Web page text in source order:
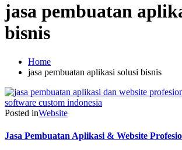
jasa pembuatan
bisnis
Home
jasa pembuatan aplikasi solusi bisnis
Posted inWebsite
Jasa Pembuatan Aplikasi & Website